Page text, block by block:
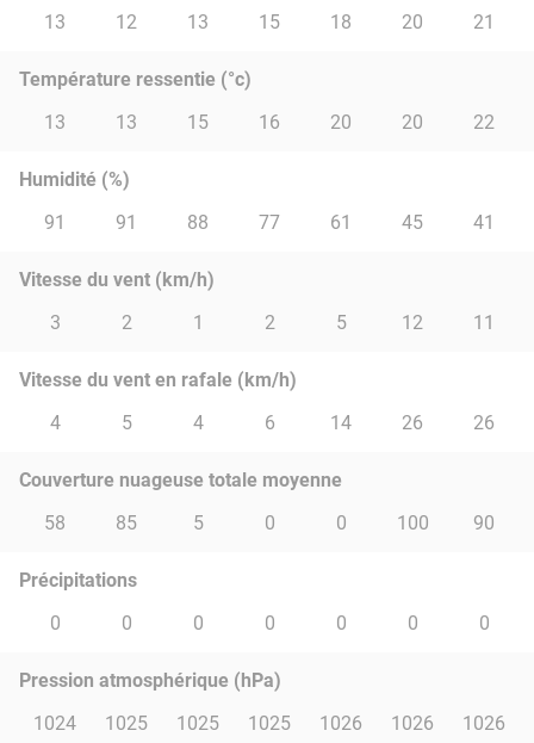
13
12 13 15 18 20 21
Température ressentie (°c)
13
13 15 16 20 20 22
Humidité (%)
91
91 88 77 61 45 41
Vitesse du vent (km/h)
3
2 1 2 5 12 11
Vitesse du vent en rafale (km/h)
4
5 4 6 14 26 26
Couverture nuageuse totale moyenne
58
85 5 0 0 100 90
Précipitations
0
0 0 0 0 0 0
Pression atmosphérique (hPa)
1024
1025 1025 1025 1026 1026 1026